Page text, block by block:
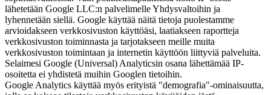
lähetetään Google LLC:n palvelimelle Yhdysvaltoihin ja
lyhennetään siellä. Google käyttää näitä tietoja puolestamme
arvioidakseen verkkosivuston käyttöäsi, laatiakseen raportteja
verkkosivuston toiminnasta ja tarjotakseen meille muita
verkkosivuston toimintaan ja internetin käyttöön liittyviä palveluita.
Selaimesi Google (Universal) Analyticsin osana lähettämää IP-
osoitetta ei yhdistetä muihin Googlen tietoihin.
Google Analytics käyttää myös erityistä "demografia"-ominaisuutta,